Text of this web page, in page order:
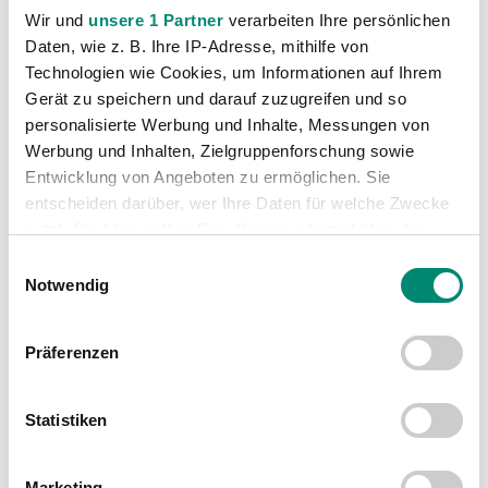
Wir und unsere 1 Partner verarbeiten Ihre persönlichen
Daten, wie z. B. Ihre IP-Adresse, mithilfe von
Technologien wie Cookies, um Informationen auf Ihrem
Gerät zu speichern und darauf zuzugreifen und so
personalisierte Werbung und Inhalte, Messungen von
Werbung und Inhalten, Zielgruppenforschung sowie
Entwicklung von Angeboten zu ermöglichen. Sie
entscheiden darüber, wer Ihre Daten für welche Zwecke
Trigger Symbol ändern oder widerrufen
Erfahren Sie mehr darüber, wie Ihre persönlichen Daten
verarbeitet werden, und legen Sie Ihre Präferenzen im
Wir verwenden Cookies, um Inhalte und Anzeigen zu
Notwendig
Präferenzen
Statistiken
Allgemeine News
Damen
Junge Wikinger Ried
Nachwuchs
Profis
Ticketing
(91)
Herbstsaisonabschluss in St. Anna